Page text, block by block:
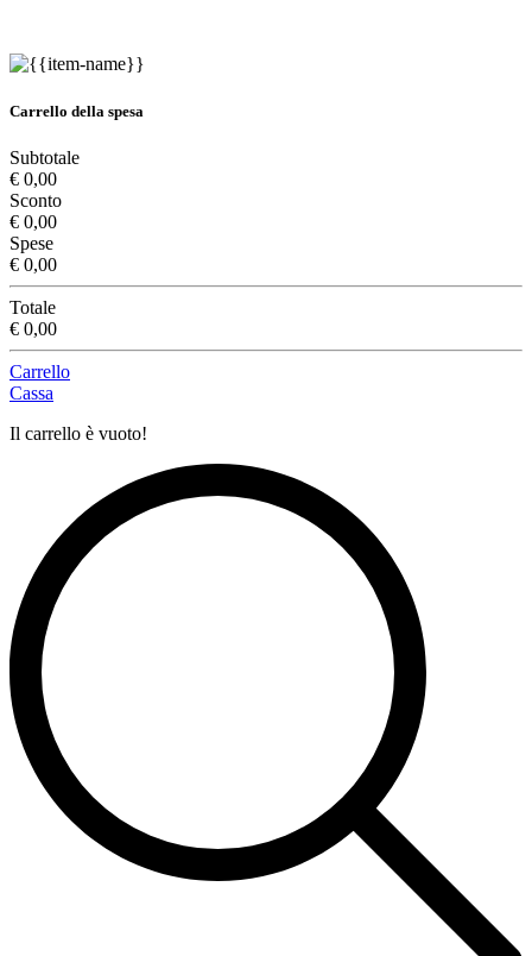
Carrello della spesa
Subtotale
€ 0,00
Sconto
€ 0,00
Spese
€ 0,00
Totale
€ 0,00
Carrello
Cassa
Il carrello è vuoto!